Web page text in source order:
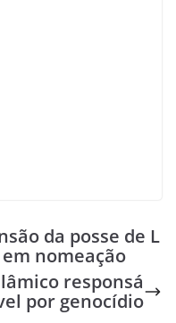
da posse de L
nomeação
responsá
por genocídio